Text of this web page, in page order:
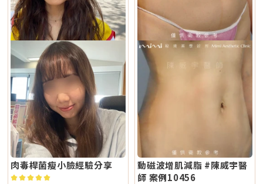
肉毒桿菌瘦小臉經驗分享
動磁波增肌減脂 #陳威宇醫
師 案例10456